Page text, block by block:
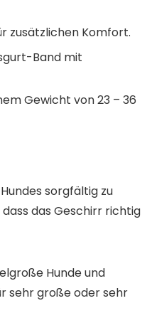
zusätzlichen Komfort.
Band mit
Gewicht von 23 – 36
sorgfältig zu
das Geschirr richtig
Hunde und
sehr große oder sehr